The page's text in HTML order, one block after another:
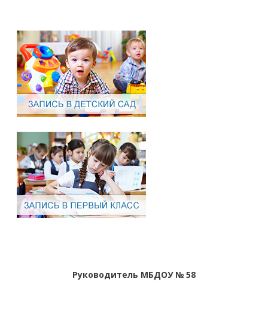
Руководитель МБДОУ № 58